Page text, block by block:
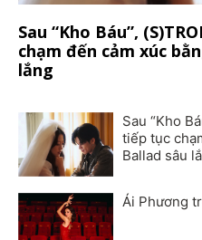
Sau “Kho Báu”,
chạm đến cảm xúc
lắng
Sau “Kho
tiếp tục
Ballad sâu
Ái Phương